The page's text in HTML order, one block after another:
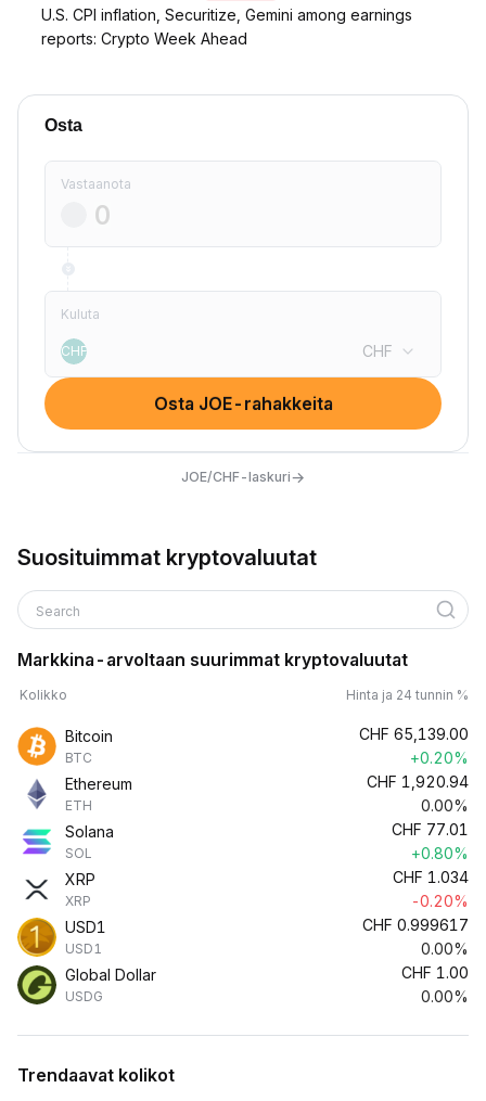
U.S. CPI inflation, Securitize, Gemini among earnings
reports: Crypto Week Ahead
Osta
Vastaanota
Kuluta
CHF CHF
Osta JOE-rahakkeita
JOE/CHF-laskuri→
Suosituimmat kryptovaluutat
Search
Markkina-arvoltaan suurimmat kryptovaluutat
Kolikko Hinta ja 24 tunnin %
Bitcoin
BTC
CHF 65,139.00
+0.20%
Ethereum
ETH
CHF 1,920.94
0.00%
Solana
SOL
CHF 77.01
+0.80%
XRP
XRP
CHF 1.034
-0.20%
USD1
USD1
CHF 0.999617
0.00%
Global Dollar
USDG
CHF 1.00
0.00%
Trendaavat kolikot